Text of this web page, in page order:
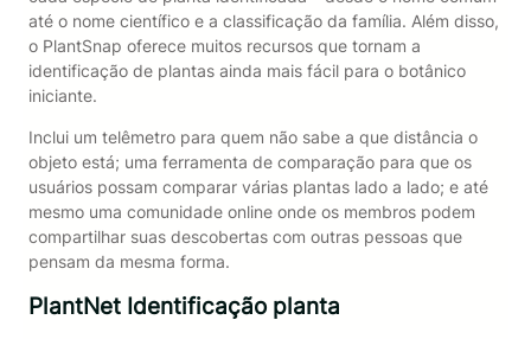
até o nome científico e a classificação da família. Além disso,
o PlantSnap oferece muitos recursos que tornam a
identificação de plantas ainda mais fácil para o botânico
iniciante.
Inclui um telêmetro para quem não sabe a que distância o
objeto está; uma ferramenta de comparação para que os
usuários possam comparar várias plantas lado a lado; e até
mesmo uma comunidade online onde os membros podem
compartilhar suas descobertas com outras pessoas que
pensam da mesma forma.
PlantNet Identificação planta